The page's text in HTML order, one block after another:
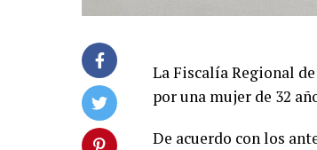
La Fiscalía Regional
por una mujer de 32
De acuerdo con los